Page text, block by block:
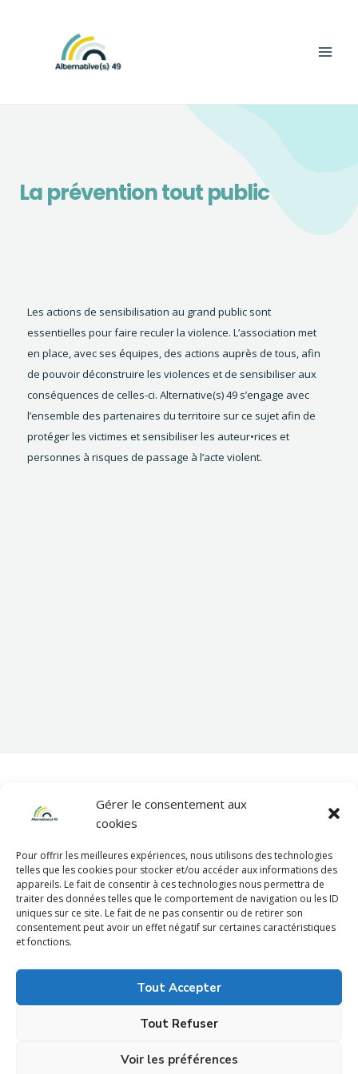
Gérer le consentement aux
cookies
Pour offrir les meilleures expériences, nous utilisons des technologies
telles que les cookies pour stocker et/ou accéder aux informations des
appareils. Le fait de consentir à ces technologies nous permettra de
traiter des données telles que le comportement de navigation ou les ID
uniques sur ce site. Le fait de ne pas consentir ou de retirer son
consentement peut avoir un effet négatif sur certaines caractéristiques
et fonctions.
Tout Accepter
Tout Refuser
Voir les préférences
La prévention tout public
Les actions de sensibilisation au grand public sont
essentielles pour faire reculer la violence. L’association met
en place, avec ses équipes, des actions auprès de tous, afin
de pouvoir déconstruire les violences et de sensibiliser aux
conséquences de celles-ci. Alternative(s) 49 s’engage avec
l’ensemble des partenaires du territoire sur ce sujet afin de
protéger les victimes et sensibiliser les auteur•rices et
personnes à risques de passage à l’acte violent.
Mentions légales
Politique de confidentialité